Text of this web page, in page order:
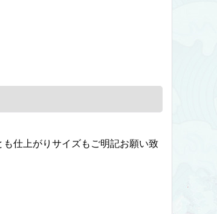
仕上がりサイズもご明記お願い致